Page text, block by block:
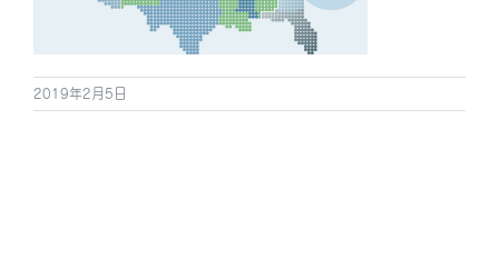
2019年2月5日